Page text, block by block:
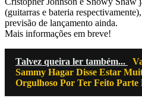
(guitarras e bateria
previsão de lançamento ainda.
Mais informações em breve!
Talvez queira ler também...
Sammy Hagar Disse Estar
Orgulhoso Por Ter Feito Parte